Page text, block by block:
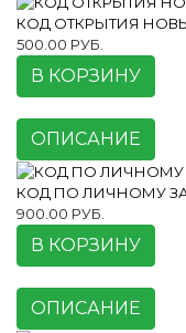
КОД ОТКРЫТИЯ
500.00 РУБ.
В КОРЗИНУ
ОПИСАНИЕ
КОД ПО ЛИЧНОМУ
900.00 РУБ.
В КОРЗИНУ
ОПИСАНИЕ